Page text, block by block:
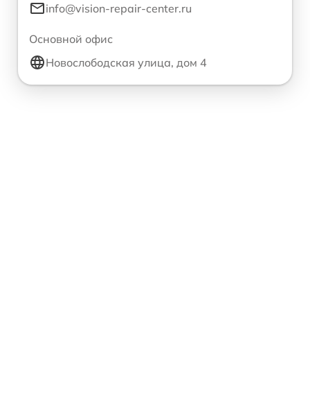
info@vision-repair-center.ru
Основной офис
Новослободская улица, дом 4